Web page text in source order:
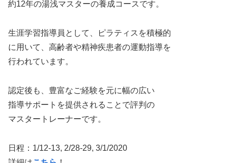
約12年の湯浅マスターの養成コースです。
生涯学習指導員として、ピラティスを積極的
に用いて、高齢者や精神疾患者の運動指導を
行われています。
認定後も、豊富なご経験を元に幅の広い
指導サポートを提供されることで評判の
マスタートレーナーです。
日程：1/12-13, 2/28-29, 3/1/2020